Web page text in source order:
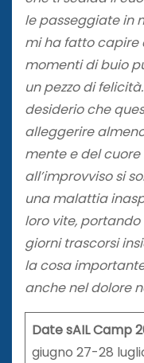
le passeggiate in
mi ha fatto capire
momenti di buio
un pezzo di
desiderio che
alleggerire
mente e del
all’improvviso si
una malattia
loro vite,
giorni trascorsi
la cosa
anche nel dolore
Date sAIL Camp
giugno 27-28